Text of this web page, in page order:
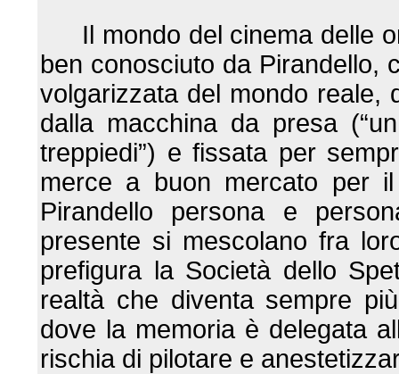
Il mondo del cinema delle
ben conosciuto da Pirandello,
volgarizzata del mondo reale,
dalla macchina da presa
treppiedi”) e fissata per
merce a buon mercato per
Pirandello persona e
presente si mescolano fra
prefigura la Società dello
realtà che diventa sempre
dove la memoria è delegata
rischia di pilotare e